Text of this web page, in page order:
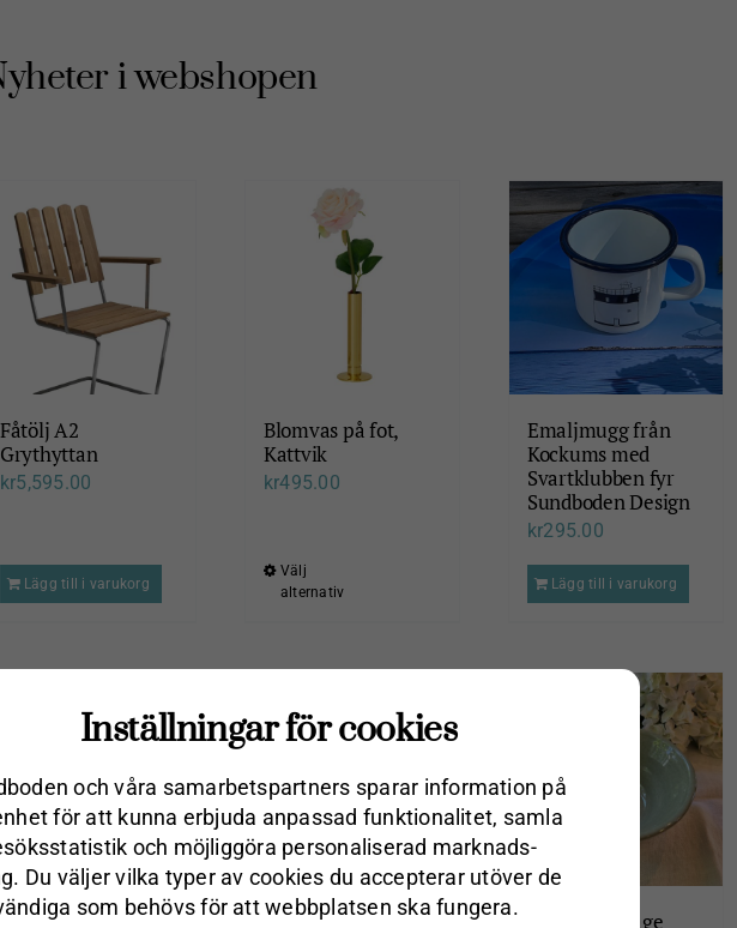
i webshopen
Fåtölj A2
Grythyttan
kr5,595.00
Lägg till i varukorg
Blomvas på fot,
Kattvik
kr495.00
Välj
alternativ
har
varianter.
olika
alternativen
väljas
Emaljmugg från
Kockums med
Svartklubben fyr
Sundboden Design
kr295.00
Lägg till i varukorg
Ugnsform/ Pajform
Fat/Skål 28cm Sage
Skål 18cm Sage
Inställningar för cookies
och våra samarbets­partners sparar information på
för att kunna erbjuda anpassad funktionalitet, samla
och möjliggöra personaliserad marknads­
Du väljer vilka typer av cookies du accepterar utöver de
som behövs för att webbplatsen ska fungera.